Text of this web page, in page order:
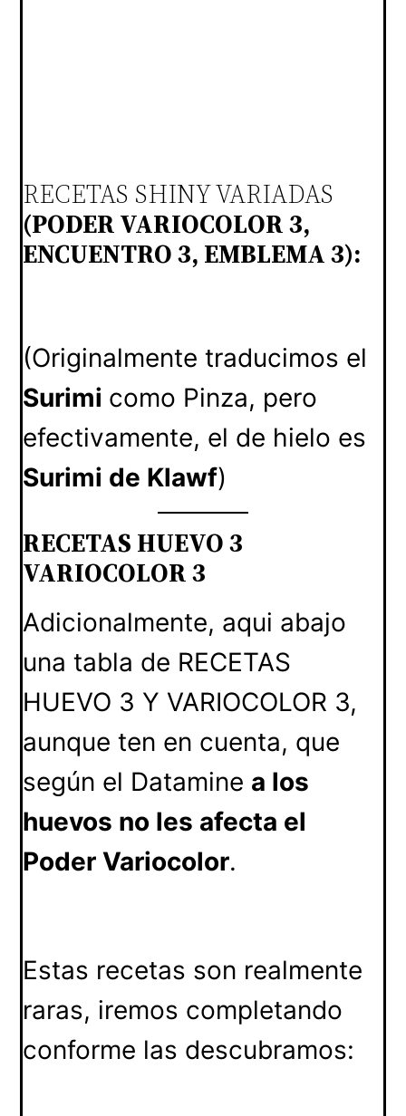
RECETAS SHINY VARIADAS
(PODER VARIOCOLOR 3,
ENCUENTRO 3, EMBLEMA 3):
(Originalmente traducimos el
Surimi como Pinza, pero
efectivamente, el de hielo es
Surimi de Klawf)
RECETAS HUEVO 3
VARIOCOLOR 3
Adicionalmente, aqui abajo
una tabla de RECETAS
HUEVO 3 Y VARIOCOLOR 3,
aunque ten en cuenta, que
según el Datamine a los
huevos no les afecta el
Poder Variocolor.
Estas recetas son realmente
raras, iremos completando
conforme las descubramos: